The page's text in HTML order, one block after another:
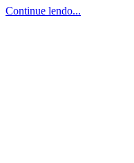
Continue lendo...